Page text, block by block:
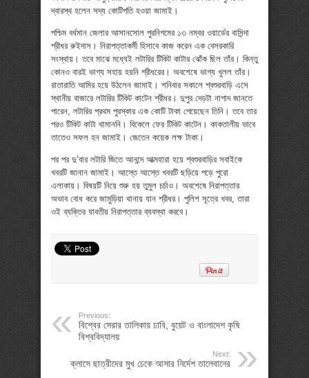
দ্বারস্থ হলেন সদ্য কোটিপতি হওয়া জামাই।
পশ্চিম বর্ধমান জেলার আসানসোল পুরনিগমের ১৩ নম্বর ওয়ার্ডের বাসিন্দা
শ্রীধর রুইদাস। নিরাপত্তাকর্মী হিসাবে কাজ করেন এক বেসরকারি
সংস্থায়। তবে মাঝে মধ্যেই লটারির টিকিট কাটার ঝোঁক ছিল তাঁর। কিন্তু
কোনও বারই ভাগ্য সহায় হয়নি শ্রীধরের। অবশেষে ভাগ্য খুলল তাঁর।
রাতারাতি আমির হয়ে উঠলেন জামাই। শনিবার সকালে শ্বশুরবাড়ি এসে
স্থানীয় বাজারে লটারির টিকিট কাটেন শ্রীধর। দুপুর দেড়টা নাগাদ জানতে
পারেন, লটারির প্রথম পুরস্কার এক কোটি টাকা পেয়েছেন তিনি। তবে তার
পরও টিকিট কাটা থামাননি। বিকেলে ফের টিকিট কাটেন। কাকতালীয় ভাবে
তাতেও সফল হন জামাই। জেতেন কয়েক লক্ষ টাকা।
পর পর দু’বার লটারি জিতে আনন্দে আত্মহারা হয়ে শ্বশুরবাড়ির সবাইকে
খবরটি জানান জামাই। আস্তে আস্তে খবরটি ছড়িয়ে পড়ে পুরো
এলাকায়। বিষয়টি নিয়ে শুরু হয় তুমুল চর্চাও। অবশেষে নিরাপত্তার
অভাব বোধ করে জামুড়িয়া থানায় যান শ্রীধর। পুলিশ সূত্রে খবর, তারা
ওই ব্যক্তির যাবতীয় নিরাপত্তার ব্যবস্থা করবে।
Previous:
বিশ্বের সেরার তালিকায় ঢাবি, বুয়েট ও বাংলাদেশ কৃষি
বিশ্ববিদ্যালয়
Next:
ক্লাসে ছাত্রীদের মুখ ঢেকে আসার নির্দেশ তালেবানের